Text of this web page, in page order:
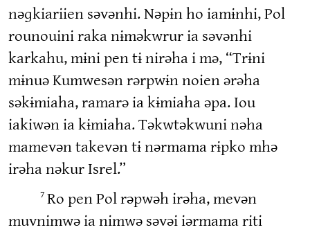
nəɡkiariien səvənhi. Nəpɨn ho iamɨnhi, Pol
rounouini raka nɨməkwrur ia səvənhi
karkahu, mɨni pen tɨ nirəha i mə, “Trɨni
mɨnuə Kumwesən rərpwɨn noien ərəha
səkɨmiaha, ramarə ia kɨmiaha əpa. Iou
iakiwən ia kɨmiaha. Təkwtəkwuni nəha
mamevən takevən tɨ nərmama rɨpko mhə
irəha nəkur Isrel.”
7 Ro pen Pol rəpwəh irəha, mevən
muvnimwə ia nimwə səvəi iərmama riti